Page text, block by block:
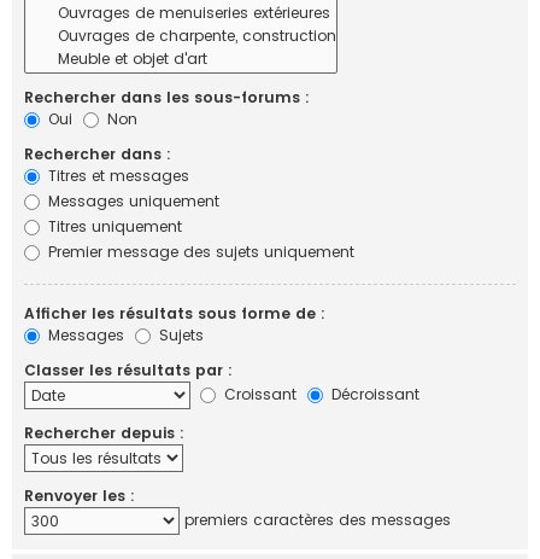
Rechercher dans les sous-forums :
Oui
Non
Rechercher dans :
Titres et messages
Messages uniquement
Titres uniquement
Premier message des sujets uniquement
Afficher les résultats sous forme de :
Messages
Sujets
Classer les résultats par :
Croissant
Décroissant
Rechercher depuis :
Renvoyer les :
premiers caractères des messages